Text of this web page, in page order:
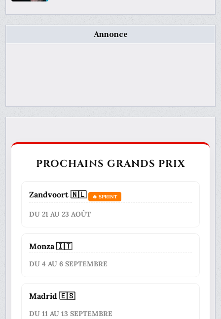
Annonce
PROCHAINS GRANDS PRIX
Zandvoort 🇳🇱 🔥 SPRINT
DU 21 AU 23 AOÛT
Monza 🇮🇹
DU 4 AU 6 SEPTEMBRE
Madrid 🇪🇸
DU 11 AU 13 SEPTEMBRE